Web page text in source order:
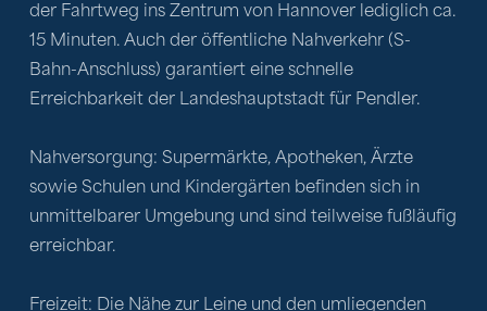
der Fahrtweg ins Zentrum von Hannover lediglich ca.
15 Minuten. Auch der öffentliche Nahverkehr (S-
Bahn-Anschluss) garantiert eine schnelle
Erreichbarkeit der Landeshauptstadt für Pendler.
Nahversorgung: Supermärkte, Apotheken, Ärzte
sowie Schulen und Kindergärten befinden sich in
unmittelbarer Umgebung und sind teilweise fußläufig
erreichbar.
Freizeit: Die Nähe zur Leine und den umliegenden